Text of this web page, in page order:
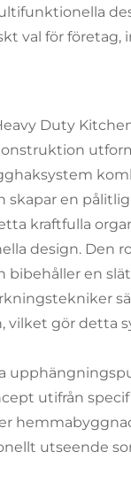
val för
Duty
en
kraftfulla
design. Den
en
vilket gör detta
utifrån
utseende